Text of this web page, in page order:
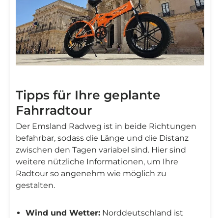
Tipps für Ihre geplante
Fahrradtour
Der Emsland Radweg ist in beide Richtungen
befahrbar, sodass die Länge und die Distanz
zwischen den Tagen variabel sind. Hier sind
weitere nützliche Informationen, um Ihre
Radtour so angenehm wie möglich zu
gestalten.
Wind und Wetter: Norddeutschland ist